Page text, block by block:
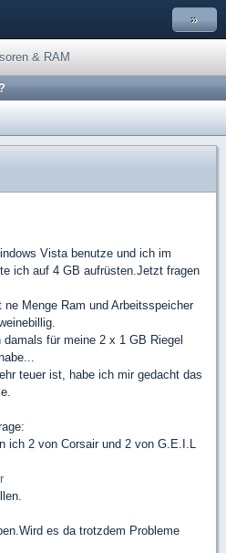
»
& RAM
Vista benutze und ich im
ich auf 4 GB aufrüsten.Jetzt fragen
Menge Ram und Arbeitsspeicher
für meine 2 x 1 GB Riegel
teuer ist, habe ich mir gedacht das
ich 2 von Corsair und 2 von G.E.I.L
es da trotzdem Probleme